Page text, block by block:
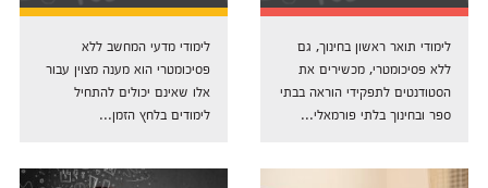
לימודי תואר ראשון בחינוך, גם
ללא פסיכומטרי, מכשירים את
הסטודנטים לתפקידי הוראה בבתי
ספר ובחינוך בלתי פורמאלי...
לימודי מדעי המחשב ללא
פסיכומטרי הוא מענה מצוין עבור
אלו שאינם יכולים להתחיל
לימודים בלחץ הזמן...